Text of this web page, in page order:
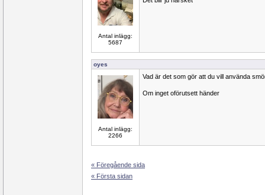
Antal inlägg:
5687
oyes
Antal inlägg:
2266
Vad är det som gör att du vill använda
Om inget oförutsett händer
« Föregående sida
« Första sidan